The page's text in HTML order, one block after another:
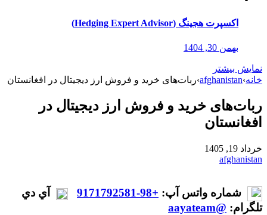
اکسپرت هجینگ (Hedging Expert Advisor)
بهمن 30, 1404
نمایش بیشتر
خانه›
afghanistan
›ربات‌های خرید و فروش ارز دیجیتال در افغانستان
ربات‌های خرید و فروش ارز دیجیتال در
افغانستان
خرداد 19, 1405
afghanistan
شماره واتس آپ: +98-9171792581
آي دي
تلگرام: @aayateam